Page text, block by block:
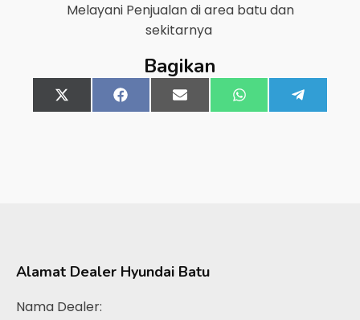
Melayani Penjualan di area batudan
sekitarnya
Bagikan
Share
on
X
(Twitter)
Share
on
FacebookShare
on
Email Share
on
WhatsApp
on
Alamat Dealer Hyundai Batu
Nama Dealer: